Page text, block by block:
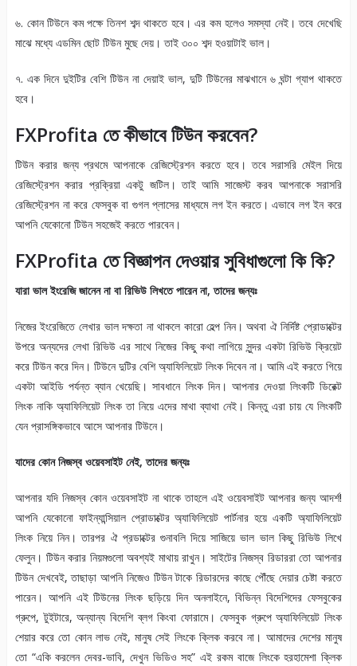
৬. কোন টিউনে কম পক্ষে তিনশ শব্দ থাকতে হবে। এর কম হলেও সমস্যা নেই। তবে দেখেছি
মাঝে মধ্যে এডমিন ছোট টিউন মুছে দেয়। তাই ৩০০ শব্দ হওয়াটাই ভাল।
৭. এক দিনে দুইটির বেশি টিউন না দেয়াই ভাল, দুটি টিউনের মাঝখানে ৬ ঘন্টা গ্যাপ থাকতে
হবে।
FXProfita তে কীভাবে টিউন করবেন?
টিউন করার জন্য প্রথমে আপনাকে রেজিস্ট্রেশন করতে হবে। তবে সরাসরি মেইল দিয়ে
রেজিস্ট্রেশন করার প্রক্রিয়া একটু জটিল। তাই আমি সাজেস্ট করব আপনাকে সরাসরি
রেজিস্ট্রেশন না করে ফেসবুক বা গুগল প্লাসের মাধ্যমে লগ ইন করতে। এভাবে লগ ইন করে
আপনি যেকোনো টিউন সহজেই করতে পারবেন।
FXProfita তে বিজ্ঞাপন দেওয়ার সুবিধাগুলো কি কি?
যারা ভাল ইংরেজি জানেন না বা রিভিউ লিখতে পারেন না, তাদের জন্যঃ
নিজের ইংরেজিতে লেখার ভাল দক্ষতা না থাকলে কারো হেল্প নিন। অথবা ঐ নির্দিষ্ট প্রোডাক্টের
উপরে অন্যদের লেখা রিভিউ এর সাথে নিজের কিছু কথা লাগিয়ে সুন্দর একটা রিভিউ ক্রিয়েট
করে টিউন করে দিন। টিউনে দুটির বেশি অ্যাফিলিয়েট লিংক দিবেন না। আমি এই করতে গিয়ে
একটা আইডি পর্যন্ত ব্যান খেয়েছি। সাবধানে লিংক দিন। আপনার দেওয়া লিংকটি ডিরেক্ট
লিংক নাকি অ্যাফিলিয়েট লিংক তা নিয়ে এদের মাথা ব্যাথা নেই। কিন্তু এরা চায় যে লিংকটি
যেন প্রাসঙ্গিকভাবে আসে আপনার টিউনে।
যাদের কোন নিজস্ব ওয়েবসাইট নেই, তাদের জন্যঃ
আপনার যদি নিজস্ব কোন ওয়েবসাইট না থাকে তাহলে এই ওয়েবসাইট আপনার জন্য আদর্শ!
আপনি যেকোনো ফাইন্যান্সিয়াল প্রোডাক্টের অ্যাফিলিয়েট পার্টনার হয়ে একটি অ্যাফিলিয়েট
লিংক নিয়ে নিন। তারপর ঐ প্রডাক্টের গুনাবলি দিয়ে সাজিয়ে ভাল ভাল কিছু রিভিউ লিখে
ফেলুন। টিউন করার নিয়মগুলো অবশ্যই মাথায় রাখুন। সাইটের নিজস্ব রিডাররা তো আপনার
টিউন দেখবেই, তাছাড়া আপনি নিজেও টিউন টাকে রিডারদের কাছে পৌঁছে দেয়ার চেষ্টা করতে
পারেন। আপনি এই টিউনের লিংক ছড়িয়ে দিন অনলাইনে, বিভিন্ন বিদেশিদের ফেসবুকের
গ্রুপে, টুইটারে, অন্যান্য বিদেশি ব্লগ কিংবা ফোরামে। ফেসবুক গ্রুপে অ্যাফিলিয়েট লিংক
শেয়ার করে তো কোন লাভ নেই, মানুষ সেই লিংকে ক্লিক করবে না। আমাদের দেশের মানুষ
তো “একি করলেন দেবর-ভাবি, দেখুন ভিডিও সহ” এই রকম বাজে লিংকে হরহামেশা ক্লিক